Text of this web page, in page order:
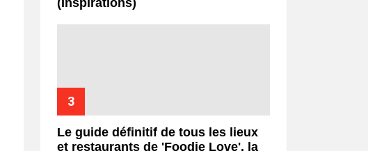
Le guide définitif de tous les lieux
et restaurants de 'Foodie Love', la